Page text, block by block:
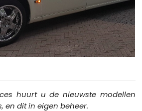
huurt u de nieuwste modellen
en dit in eigen beheer.